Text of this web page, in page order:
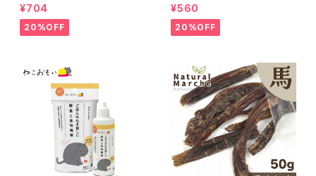
イヤークリーナー 30ml
¥704
20%OFF
ジャーキー」ジビエ鹿 おやつ
¥560
20%OFF